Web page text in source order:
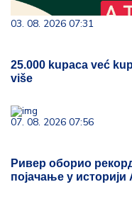
03. 08. 2026 07:31
25.000 kupaca već
više
07. 08. 2026 07:56
Ривер оборио
појачање у историји